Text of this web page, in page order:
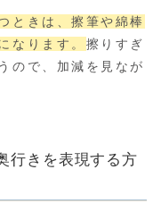
ときは、擦筆や綿棒
なります。 擦りすぎ
ので、加減を見なが
行きを表現する方